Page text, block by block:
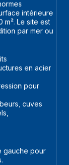
intérieure
Le site est
par mer ou
en acier
pour
cuves
gauche pour